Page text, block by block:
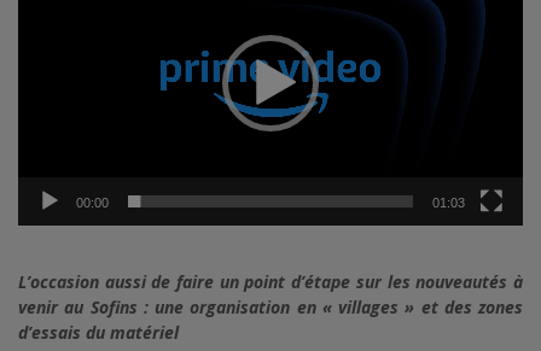
00:00 01:03
L’occasion aussi de faire un point d’étape sur les nouveautés à
venir au Sofins : une organisation en « villages » et des zones
d’essais du matériel